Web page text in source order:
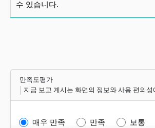
수 있습니다.
만족도평가
지금 보고 계시는 화면의 정보와 사용 편의
매우 만족 만족
보통